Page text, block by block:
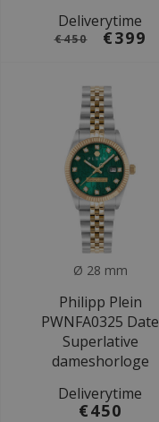
Deliverytime
€450 €399
Ø 28 mm
Philipp Plein
PWNFA0325 Date
Superlative
dameshorloge
Deliverytime
€450